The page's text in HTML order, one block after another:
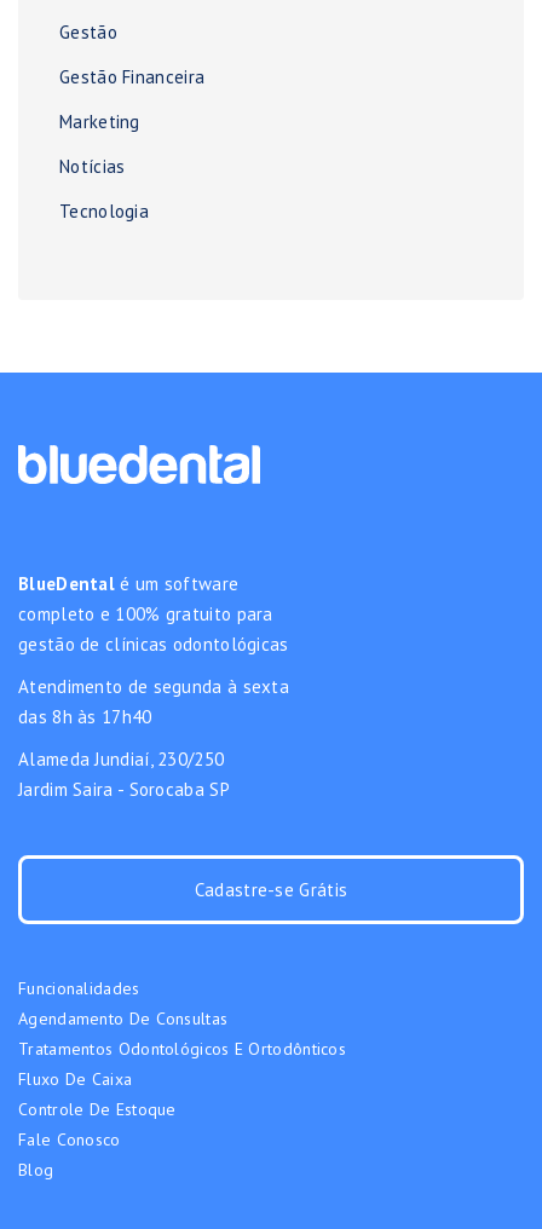
Gestão
Gestão Financeira
Marketing
Notícias
Tecnologia
BlueDental é um software
completo e 100% gratuito para
gestão de clínicas odontológicas
Atendimento de segunda à sexta
das 8h às 17h40
Alameda Jundiaí, 230/250
Jardim Saira - Sorocaba SP
Cadastre-se Grátis
Funcionalidades
Agendamento De Consultas
Tratamentos Odontológicos E Ortodônticos
Fluxo De Caixa
Controle De Estoque
Fale Conosco
Blog